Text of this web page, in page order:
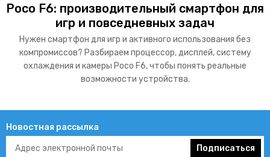
honor 400 pro iPhone realme 15 pro
refurbished смартфоны
unihertz tank 4 pro автономные смартфоны
безопасность смартфона беспроводная зарядка
бюджетные смартфоны
бюджетный смартфон влагозащищенный телефон
Poco F6: производительный смартфон для
игр и повседневных задач
Нужен смартфон для игр и активного использования без
компромиссов? Разбираем процессор, дисплей, систему
охлаждения и камеры Poco F6, чтобы понять реальные
возможности устройства.
Новостная рассылка
Подписаться